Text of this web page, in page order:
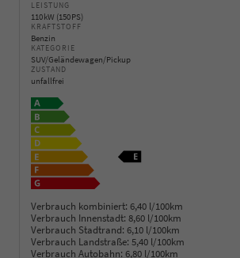
LEISTUNG
110 kW (150 PS)
KRAFTSTOFF
Benzin
KATEGORIE
SUV/Geländewagen/Pickup
ZUSTAND
unfallfrei
Verbrauch kombiniert: 6,40 l/100km
Verbrauch Innenstadt: 8,60 l/100km
Verbrauch Stadtrand: 6,10 l/100km
Verbrauch Landstraße: 5,40 l/100km
Verbrauch Autobahn: 6,80 l/100km